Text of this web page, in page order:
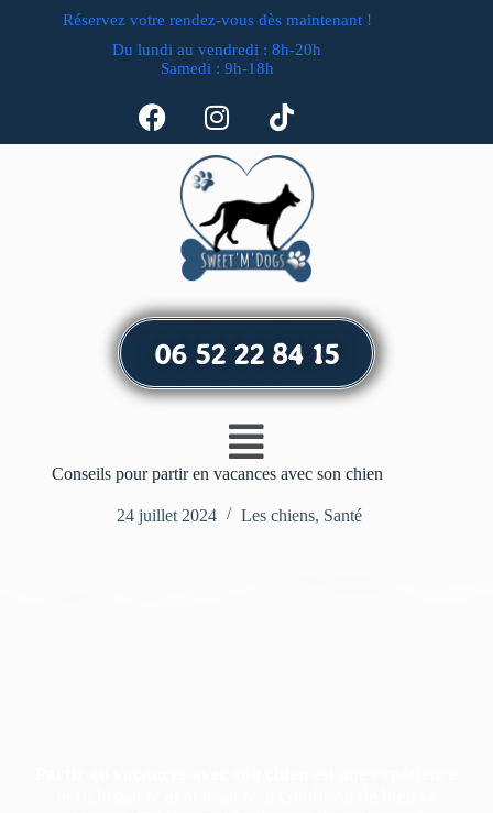
Réservez votre rendez-vous dès maintenant !
Du lundi au vendredi : 8h-20h
Samedi : 9h-18h
06 52 22 84 15
Conseils pour partir en vacances avec son chien
24 juillet 2024 Les chiens, Santé